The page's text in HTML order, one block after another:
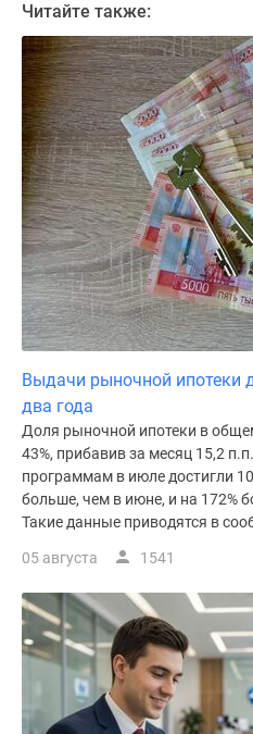
лесу
Коттеджные
поселки
водоема
Коттеджные
поселки
ипотеку
Бизнес-
центры
Коттеджи
Скидки
акции
Макс
Читайте также:
Выдачи рыночной ипотеки
два года
Доля рыночной ипотеки в
43%, прибавив за месяц 15,2
программам в июле достигли
больше, чем в июне, и на 172%
Такие данные приводятся в
05 августа 1541